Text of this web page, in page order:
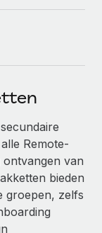
experts
Remote-
van
bieden
groepen, zelfs